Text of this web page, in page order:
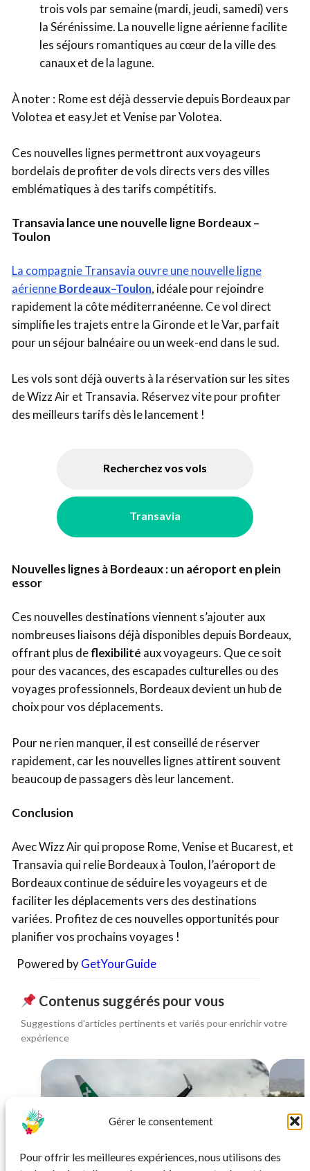
Gérer le consentement
Pour offrir les meilleures expériences, nous utilisons des
trois vols par semaine (mardi, jeudi, samedi) vers
la Sérénissime. La nouvelle ligne aérienne facilite
les séjours romantiques au cœur de la ville des
canaux et de la lagune.
À noter : Rome est déjà desservie depuis Bordeaux par
Volotea et easyJet et Venise par Volotea.
Ces nouvelles lignes permettront aux voyageurs
bordelais de profiter de vols directs vers des villes
emblématiques à des tarifs compétitifs.
Transavia lance une nouvelle ligne Bordeaux –
Toulon
La compagnie Transavia ouvre une nouvelle ligne
aérienneBordeaux–Toulon, idéale pour rejoindre
rapidement la côte méditerranéenne. Ce vol direct
simplifie les trajets entre la Gironde et le Var, parfait
pour un séjour balnéaire ou un week-end dans le sud.
Les vols sont déjà ouverts à la réservation sur les sites
de Wizz Air et Transavia. Réservez vite pour profiter
des meilleurs tarifs dès le lancement !
Recherchez vos vols
Transavia
Nouvelles lignes à Bordeaux : un aéroport en plein
essor
Ces nouvelles destinations viennent s’ajouter aux
nombreuses liaisons déjà disponibles depuis Bordeaux,
offrant plus deflexibilité aux voyageurs. Que ce soit
pour des vacances, des escapades culturelles ou des
voyages professionnels, Bordeaux devient un hub de
choix pour vos déplacements.
Pour ne rien manquer, il est conseillé de réserver
rapidement, car les nouvelles lignes attirent souvent
beaucoup de passagers dès leur lancement.
Conclusion
Avec Wizz Air qui propose Rome, Venise et Bucarest, et
Transavia qui relie Bordeaux à Toulon, l’aéroport de
Bordeaux continue de séduire les voyageurs et de
faciliter les déplacements vers des destinations
variées. Profitez de ces nouvelles opportunités pour
planifier vos prochains voyages !
Powered byGetYourGuide
Contenus suggérés pour vous
Suggestions d'articles pertinents et variés pour enrichir votre
expérience
INFO
Transavia : nouvelles lignes et